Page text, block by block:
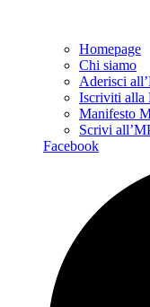
Homepage
Chi siamo
Aderisci
Iscriviti alla
Manifesto
Scrivi
Facebook